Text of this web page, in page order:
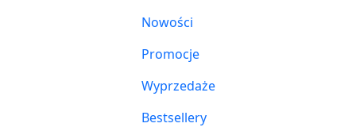
Nowości
Promocje
Wyprzedaże
Bestsellery